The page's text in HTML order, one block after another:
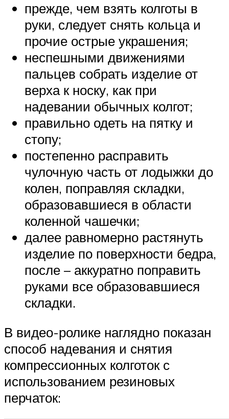
прежде, чем взять колготы в
руки, следует снять кольца и
прочие острые украшения;
неспешными движениями
пальцев собрать изделие от
верха к носку, как при
надевании обычных колгот;
правильно одеть на пятку и
стопу;
постепенно расправить
чулочную часть от лодыжки до
колен, поправляя складки,
образовавшиеся в области
коленной чашечки;
далее равномерно растянуть
изделие по поверхности бедра,
после – аккуратно поправить
руками все образовавшиеся
складки.
В видео-ролике наглядно показан
способ надевания и снятия
компрессионных колготок с
использованием резиновых
перчаток: